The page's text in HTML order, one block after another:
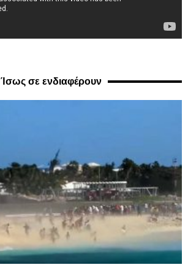
Ίσως σε ενδιαφέρουν